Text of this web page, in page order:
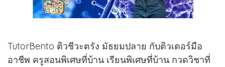
TutorBento ติวชีวะตรัง มัธยมปลาย กับติวเตอร์มือ
อาชีพ ครูสอนพิเศษที่บ้าน เรียนพิเศษที่บ้าน กวดวิชาที่